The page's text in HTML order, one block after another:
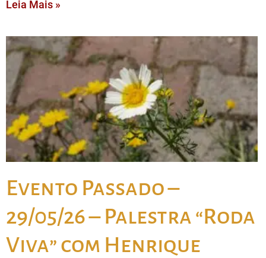
Leia Mais »
Evento Passado –
29/05/26 – Palestra “Roda
Viva” com Henrique